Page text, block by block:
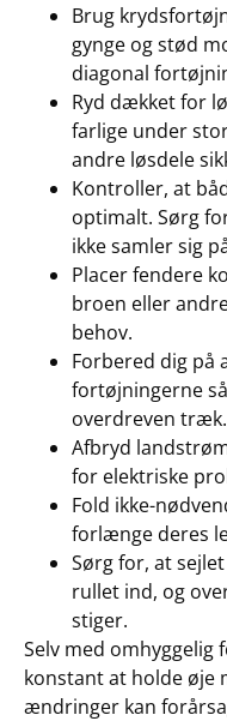
Brug
gynge og stød
diagonal
Ryd dækket for
farlige under
andre løsdele
Kontroller, at
optimalt. Sørg
ikke samler sig
Placer fendere
broen eller
behov.
Forbered dig på
fortøjningerne
overdreven træk.
Afbryd
for elektriske
Fold ikke-
forlænge deres
Sørg for, at
rullet ind, og
stiger.
Selv med omhyggelig
konstant at holde øje
ændringer kan